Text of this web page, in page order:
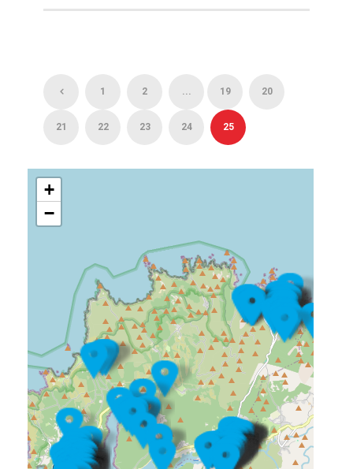
1 2 ... 19 20
21 22 23 24 25
+
−